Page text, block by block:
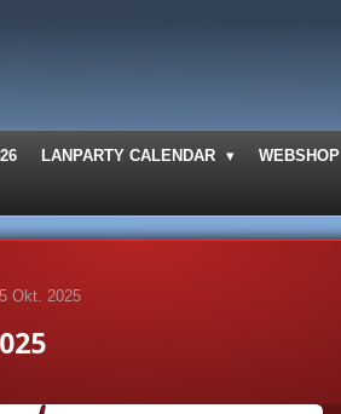
LANPARTY CALENDAR WEBSHOP
Okt. 2025